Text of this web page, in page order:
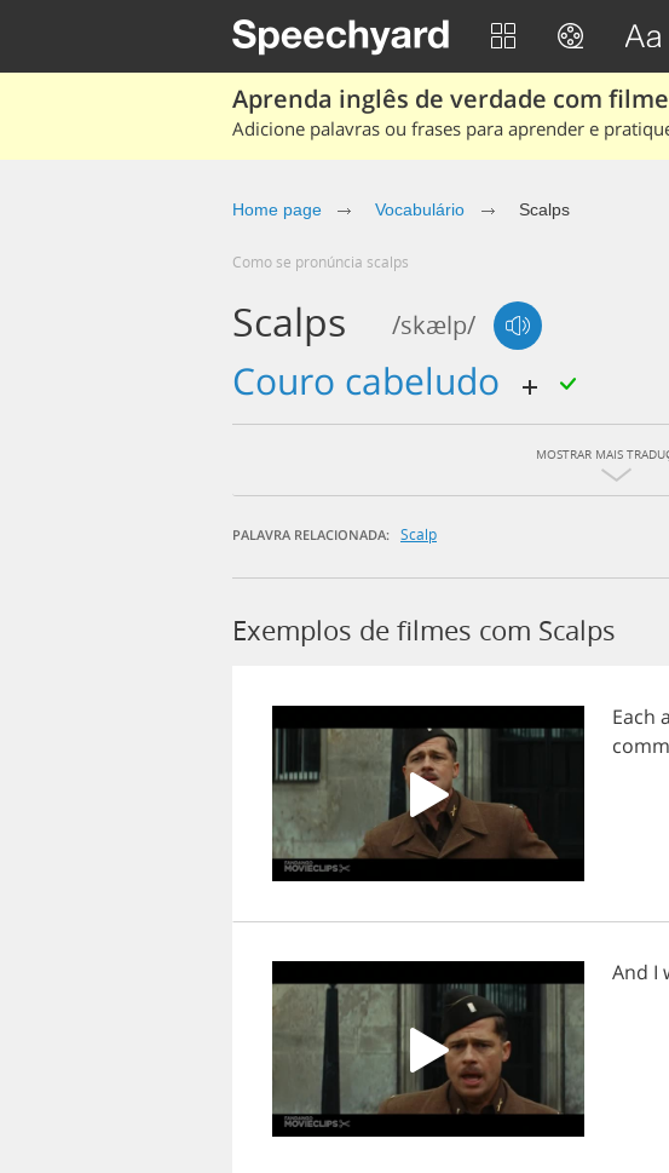
Aprenda inglês de verdade com
Adicione palavras ou frases para aprender e
Home page Vocabulário Scalps
Como se pronúncia scalps
Scalps /skælp/
couro cabeludo
MOSTRAR MAIS
PALAVRA RELACIONADA: Scalp
Exemplos de filmes com Scalps
Each
And I